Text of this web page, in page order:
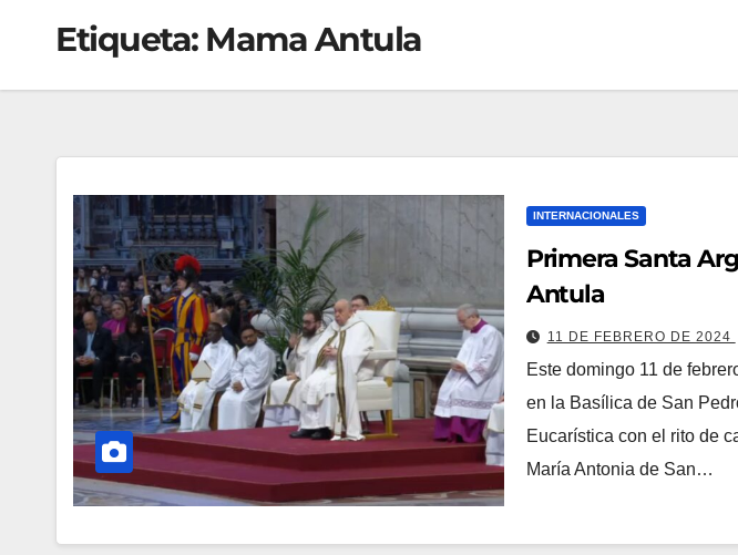
Etiqueta: Mama Antula
INTERNACIONALES
Primera Santa
Antula
11 DE FEBRERO DE 2024
Este domingo 11 de
en la Basílica de San
Eucarística con el rito de
María Antonia de San…